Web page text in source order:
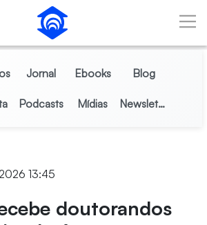
principal
Jornal Ebooks Blog
Podcasts Mídias Newsletter
13:45
doutorandos